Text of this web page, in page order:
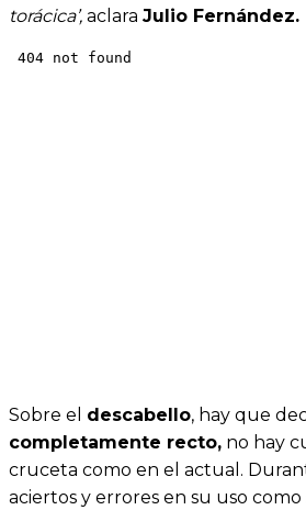
torácica’, aclara Julio Fernández.
Sobre el descabello, hay que
completamente recto, no hay
cruceta como en el actual.
aciertos y errores en su uso como